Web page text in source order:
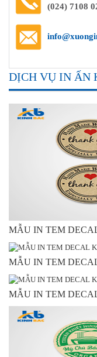
(024) 7108
DỊCH VỤ IN ẤN
MẪU IN TEM
MẪU IN TEM
MẪU IN TEM